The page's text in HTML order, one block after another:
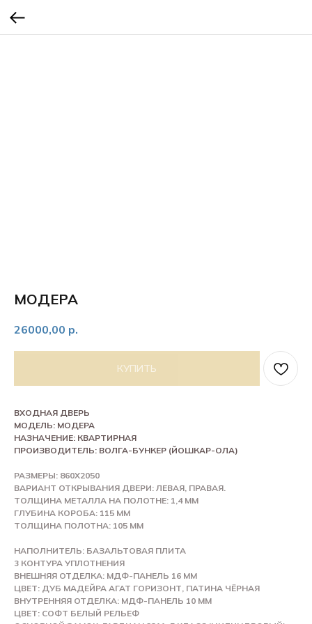
МОДЕРА
26000,00 р.
КУПИТЬ
ВХОДНАЯ ДВЕРЬ
МОДЕЛЬ: МОДЕРА
НАЗНАЧЕНИЕ: КВАРТИРНАЯ
ПРОИЗВОДИТЕЛЬ: ВОЛГА-БУНКЕР (ЙОШКАР-ОЛА)
РАЗМЕРЫ: 860Х2050
ВАРИАНТ ОТКРЫВАНИЯ ДВЕРИ: ЛЕВАЯ, ПРАВАЯ.
ТОЛЩИНА МЕТАЛЛА НА ПОЛОТНЕ: 1,4 ММ
ГЛУБИНА КОРОБА: 115 ММ
ТОЛЩИНА ПОЛОТНА: 105 ММ
НАПОЛНИТЕЛЬ: БАЗАЛЬТОВАЯ ПЛИТА
3 КОНТУРА УПЛОТНЕНИЯ
ВНЕШНЯЯ ОТДЕЛКА: МДФ-ПАНЕЛЬ 16 ММ
ЦВЕТ: ДУБ МАДЕЙРА АГАТ ГОРИЗОНТ, ПАТИНА ЧЁРНАЯ
ВНУТРЕННЯЯ ОТДЕЛКА: МДФ-ПАНЕЛЬ 10 ММ
ЦВЕТ: СОФТ БЕЛЫЙ РЕЛЬЕФ